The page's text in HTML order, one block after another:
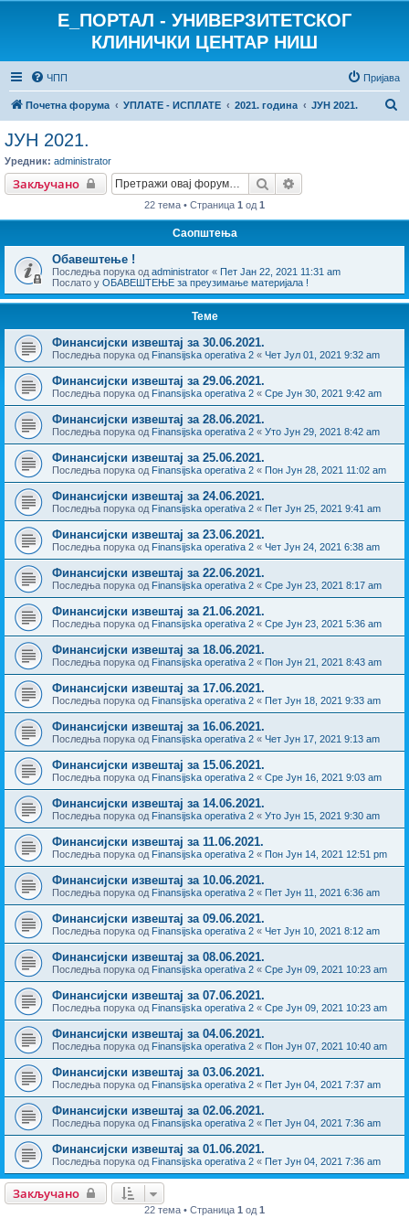
E_ПОРТАЛ - УНИВЕРЗИТЕТСКОГ
КЛИНИЧКИ ЦЕНТАР НИШ
ЧПП Пријава
Почетна форума УПЛАТЕ - ИСПЛАТЕ 2021. година ЈУН 2021.
ЈУН 2021.
Уредник: administrator
Закључано Претрага
22 тема • Страница 1 од 1
Саопштења
Обавештење !
Последња порука од administrator « Пет Јан 22, 2021 11:31 am
Послато у ОБАВЕШТЕЊЕ за преузимање материјала !
Теме
Финансијски извештај за 30.06.2021.
Последња порука од Finansijska operativa 2 « Чет Јул 01, 2021 9:32 am
Финансијски извештај за 29.06.2021.
Последња порука од Finansijska operativa 2 « Сре Јун 30, 2021 9:42 am
Финансијски извештај за 28.06.2021.
Последња порука од Finansijska operativa 2 « Уто Јун 29, 2021 8:42 am
Финансијски извештај за 25.06.2021.
Последња порука од Finansijska operativa 2 « Пон Јун 28, 2021 11:02 am
Финансијски извештај за 24.06.2021.
Последња порука од Finansijska operativa 2 « Пет Јун 25, 2021 9:41 am
Финансијски извештај за 23.06.2021.
Последња порука од Finansijska operativa 2 « Чет Јун 24, 2021 6:38 am
Финансијски извештај за 22.06.2021.
Последња порука од Finansijska operativa 2 « Сре Јун 23, 2021 8:17 am
Финансијски извештај за 21.06.2021.
Последња порука од Finansijska operativa 2 « Сре Јун 23, 2021 5:36 am
Финансијски извештај за 18.06.2021.
Последња порука од Finansijska operativa 2 « Пон Јун 21, 2021 8:43 am
Финансијски извештај за 17.06.2021.
Последња порука од Finansijska operativa 2 « Пет Јун 18, 2021 9:33 am
Финансијски извештај за 16.06.2021.
Последња порука од Finansijska operativa 2 « Чет Јун 17, 2021 9:13 am
Финансијски извештај за 15.06.2021.
Последња порука од Finansijska operativa 2 « Сре Јун 16, 2021 9:03 am
Финансијски извештај за 14.06.2021.
Последња порука од Finansijska operativa 2 « Уто Јун 15, 2021 9:30 am
Финансијски извештај за 11.06.2021.
Последња порука од Finansijska operativa 2 « Пон Јун 14, 2021 12:51 pm
Финансијски извештај за 10.06.2021.
Последња порука од Finansijska operativa 2 « Пет Јун 11, 2021 6:36 am
Финансијски извештај за 09.06.2021.
Последња порука од Finansijska operativa 2 « Чет Јун 10, 2021 8:12 am
Финансијски извештај за 08.06.2021.
Последња порука од Finansijska operativa 2 « Сре Јун 09, 2021 10:23 am
Финансијски извештај за 07.06.2021.
Последња порука од Finansijska operativa 2 « Сре Јун 09, 2021 10:23 am
Финансијски извештај за 04.06.2021.
Последња порука од Finansijska operativa 2 « Пон Јун 07, 2021 10:40 am
Финансијски извештај за 03.06.2021.
Последња порука од Finansijska operativa 2 « Пет Јун 04, 2021 7:37 am
Финансијски извештај за 02.06.2021.
Последња порука од Finansijska operativa 2 « Пет Јун 04, 2021 7:36 am
Финансијски извештај за 01.06.2021.
Последња порука од Finansijska operativa 2 « Пет Јун 04, 2021 7:36 am
Закључано
22 тема • Страница 1 од 1